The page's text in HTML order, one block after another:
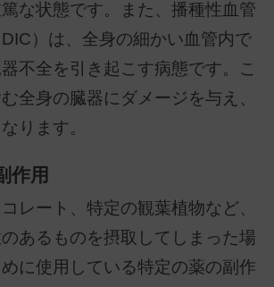
な状態です。また、播種性血管
）は、全身の細かい血管内で
不全を引き起こす病態です。こ
全身の臓器にダメージを与え、
ります。
作用
レート、特定の観葉植物など、
あるものを摂取してしまった場
に使用している特定の薬の副作